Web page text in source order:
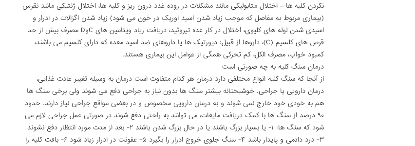
نکردن کلیه ها – اختلال متابولیکی مانند مشکلات در روده غدد درون ریز و کلیه ها، اختلال ژنتیکی مانند نقرس
(بیماری مربوط به مفاصل که موجب زیاد شدن اسید اوریک در خون می شود) زیاد شدن اگزالات در ادرار و
اسیدی شدن لوله های کلیوی، اختلال در کار غده تیروئید، دریافت زیاد ویتامین های CوD مصرف بیش از حد
قرص های کلسیم (C)، داروها از قبیل: دیورتیک ها یا داروهای ضد اسید معده که دارای کلسیم می باشند،
کمبود خواب، مصرف الکل، کم تحرکی همگی از عوامل این بیماری هستند.
درمان سنگ کلیه به چه صورتی است
از آنجا که سنگ کلیه انواع مختلفی دارد درمان هر کدام متفاوت است درمان به وسیله تغییر عادت غذایی،
درمان دارویی یا جراحی. خوشبختانه بیشتر سنگ ها بدون نیاز به جراحی دفع می شوند ولی برخی سنگ ها
هم به خودی خود خارج نمی شوند و به درمان دارویی مخصوص و در بعضی مواقع جراحی نیاز دارند. حدود
۹۰ درصد از سنگ ها با کمک دریافت مایعات، می توانند به راحتی دفع شوند در صورتی عمل جراحی لازم می
شود که سنگ ها: ۱- یا بسیار بزرگ باشند یا در حال بزرگ شدن باشند ۲- بعد از مدت مورد انتظار دفع نشوند
۳- درد دائمی و پایدار باشد ۴- سنگ جلوی خروج ادرار را بگیرد ۵- عفونت در ادرار زیاد شود ۶- بافت کلیه را